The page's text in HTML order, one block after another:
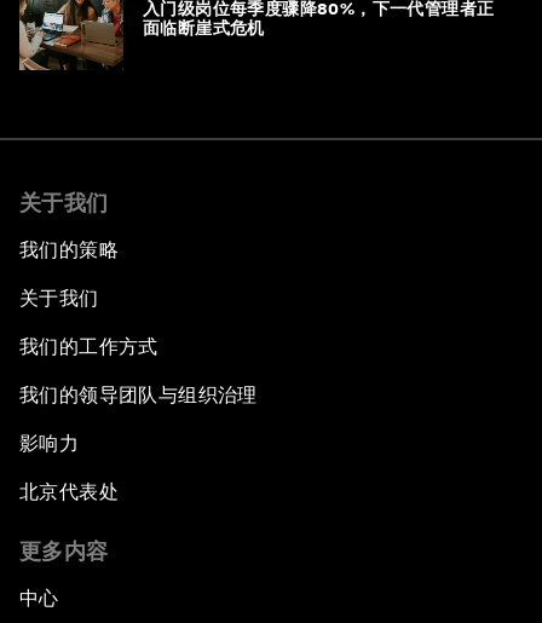
入门级岗位每季度骤降80%，下一代管理者正
面临断崖式危机
关于我们
我们的策略
关于我们
我们的工作方式
我们的领导团队与组织治理
影响力
北京代表处
更多内容
中心